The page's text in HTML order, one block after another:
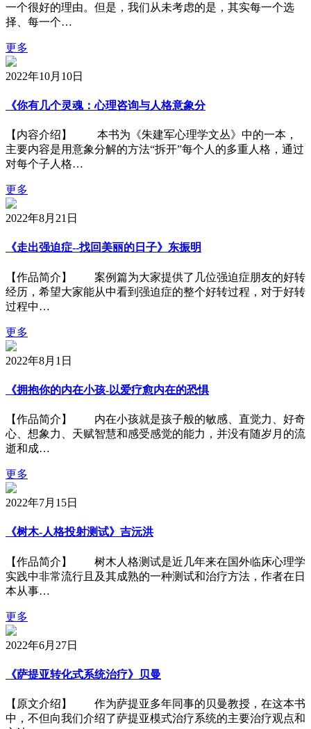
一个很好的理由。但是，我们从未考虑的是，其实每一个选
择、每一个…
更多
2022年10月10日
《你有几个灵魂：心理咨询与人格意象分
【内容介绍】 本书为《朱建军心理学文丛》中的一本，
主要内容是用意象分解的方法“拆开”每个人的多重人格，通过
对每个子人格…
更多
2022年8月21日
《走出强迫症--找回美丽的日子》东振明
【作品简介】 案例篇为大家提供了几位强迫症朋友的好转
经历，希望大家能从中看到强迫症的整个好转过程，对于好转
过程中…
更多
2022年8月1日
《拥抱你的内在小孩-以爱疗愈内在的恐惧
【作品简介】 内在小孩就是孩子般的敏感、直觉力、好奇
心、想象力、天赋智慧和感受感觉的能力，并没有随岁月的流
逝和成…
更多
2022年7月15日
《树木-人格投射测试》吉沅洪
【作品简介】 树木人格测试是近几年来在国外临床心理学
实践中非常流行且及其成熟的一种测试和治疗方法，作者在日
本从事…
更多
2022年6月27日
《萨提亚转化式系统治疗》贝曼
【原文介绍】 作为萨提亚多年同事的贝曼教授，在这本书
中，不但向我们介绍了萨提亚模式治疗系统的主要治疗观点和